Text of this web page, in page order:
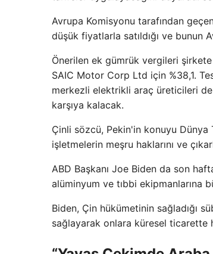
Avrupa Komisyonu tarafından
düşük fiyatlarla satıldığı ve bunun
Önerilen ek gümrük vergileri
SAIC Motor Corp Ltd için %38,1.
merkezli elektrikli araç üreticileri
karşıya kalacak.
Çinli sözcü, Pekin'in konuyu Dünya
işletmelerin meşru haklarını ve
ABD Başkanı Joe Biden da son
alüminyum ve tıbbi ekipmanlarına
Biden, Çin hükümetinin sağladığı
sağlayarak onlara küresel ticarette